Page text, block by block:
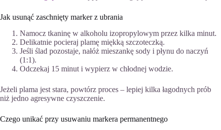
Jak usunąć zaschnięty marker z ubrania
Namocz tkaninę w alkoholu izopropylowym przez kilka minut.
Delikatnie pocieraj plamę miękką szczoteczką.
Jeśli ślad pozostaje, nałóż mieszankę sody i płynu do naczyń
(1:1).
Odczekaj 15 minut i wypierz w chłodnej wodzie.
Jeżeli plama jest stara, powtórz proces – lepiej kilka łagodnych prób
niż jedno agresywne czyszczenie.
Czego unikać przy usuwaniu markera permanentnego